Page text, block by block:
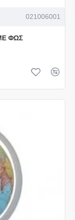
021006001
ΦΩΣ